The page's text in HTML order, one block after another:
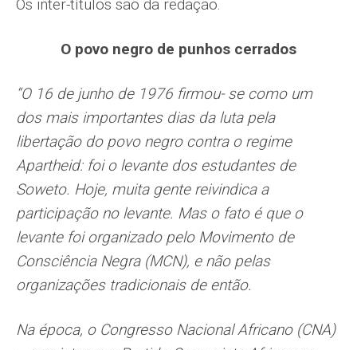
Os inter-títulos são da redação.
O povo negro de punhos cerrados
“O 16 de junho de 1976 firmou- se como um
dos mais importantes dias da luta pela
libertação do povo negro contra o regime
Apartheid: foi o levante dos estudantes de
Soweto. Hoje, muita gente reivindica a
participação no levante. Mas o fato é que o
levante foi organizado pelo Movimento de
Consciência Negra (MCN), e não pelas
organizações tradicionais de então.
Na época, o Congresso Nacional Africano (CNA)